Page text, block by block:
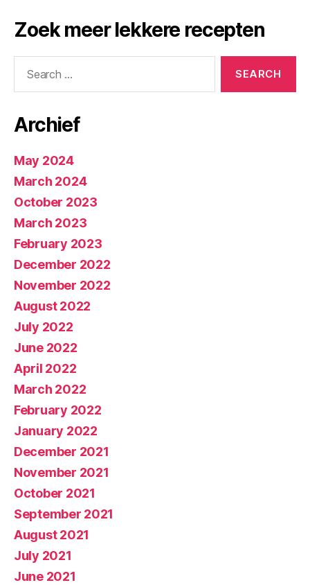
Zoek meer lekkere recepten
Archief
May 2024
March 2024
October 2023
March 2023
February 2023
December 2022
November 2022
August 2022
July 2022
June 2022
April 2022
March 2022
February 2022
January 2022
December 2021
November 2021
October 2021
September 2021
August 2021
July 2021
June 2021